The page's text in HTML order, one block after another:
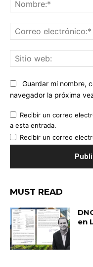
Guardar mi nombre,
navegador la próxima
Recibir un correo
a esta entrada.
Recibir un correo
MUST READ
en